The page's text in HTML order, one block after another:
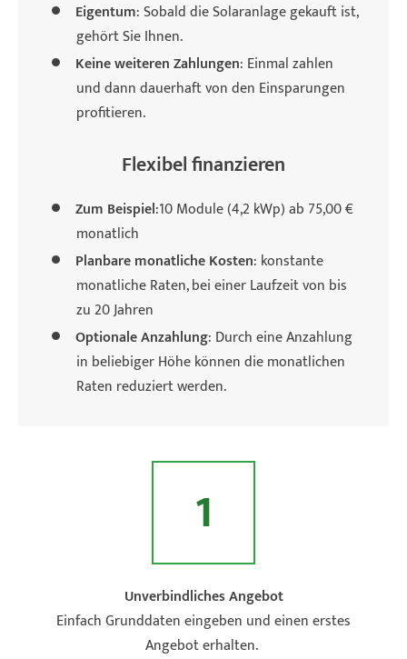
Eigentum: Sobald die Solaranlage gekauft ist,
gehört Sie Ihnen.
Keine weiteren Zahlungen: Einmal zahlen
und dann dauerhaft von den Einsparungen
profitieren.
Flexibel finanzieren
Zum Beispiel:10 Module (4,2 kWp) ab 75,00 €
monatlich
Planbare monatliche Kosten: konstante
monatliche Raten, bei einer Laufzeit von bis
zu 20 Jahren
Optionale Anzahlung: Durch eine Anzahlung
in beliebiger Höhe können die monatlichen
Raten reduziert werden.
1
Unverbindliches Angebot
Einfach Grunddaten eingeben und einen erstes
Angebot erhalten.